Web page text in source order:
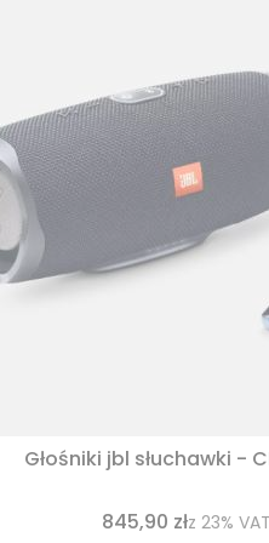
Głośniki jbl słuchawki -
845,90 złz 23% VAT